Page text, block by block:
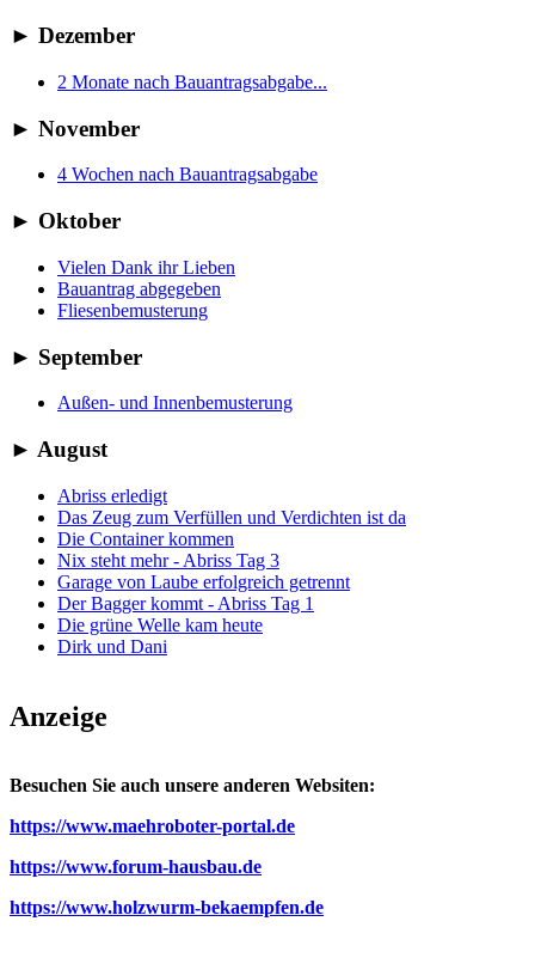
► Dezember
2 Monate nach Bauantragsabgabe...
► November
4 Wochen nach Bauantragsabgabe
► Oktober
Vielen Dank ihr Lieben
Bauantrag abgegeben
Fliesenbemusterung
► September
Außen- und Innenbemusterung
► August
Abriss erledigt
Das Zeug zum Verfüllen und Verdichten ist da
Die Container kommen
Nix steht mehr - Abriss Tag 3
Garage von Laube erfolgreich getrennt
Der Bagger kommt - Abriss Tag 1
Die grüne Welle kam heute
Dirk und Dani
Anzeige
Besuchen Sie auch unsere anderen Websiten:
https://www.maehroboter-portal.de
https://www.forum-hausbau.de
https://www.holzwurm-bekaempfen.de